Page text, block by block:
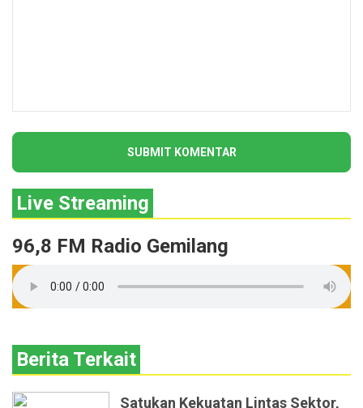
Live Streaming
96,8 FM Radio Gemilang
Berita Terkait
Satukan Kekuatan Lintas Sektor,